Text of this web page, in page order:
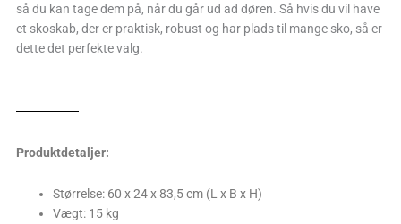
så du kan tage dem på, når du går ud ad døren. Så hvis du vil have
et skoskab, der er praktisk, robust og har plads til mange sko, så er
dette det perfekte valg.
Produktdetaljer:
Størrelse: 60 x 24 x 83,5 cm (L x B x H)
Vægt: 15 kg